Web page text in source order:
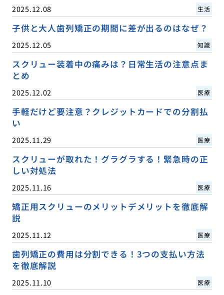
2025.12.08 生活
子供と大人歯列矯正の期間に差が出るのはなぜ？
2025.12.05 知識
スクリュー装着中の痛みは？日常生活の注意点ま
とめ
2025.12.02 医療
手軽だけど要注意？クレジットカードでの分割払
い
2025.11.29 医療
スクリューが取れた！グラグラする！緊急時の正
しい対処法
2025.11.16 医療
矯正用スクリューのメリットデメリットを徹底解
説
2025.11.12 医療
歯列矯正の費用は分割できる！3つの支払い方法
を徹底解説
2025.11.10 医療